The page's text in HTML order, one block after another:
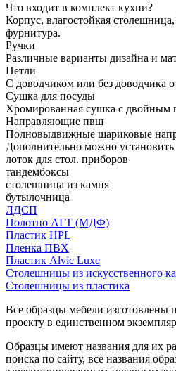
Что входит в комплект кухни?
Корпус, влагостойкая
фурнитура.
Ручки
Различные варианты дизайна и
Петли
С доводчиком или без доводчика
Сушка для посуды
Хромированная сушка с двойным
Направляющие пвш
Полновыдвижные шариковые
Дополнительно можно установить
лоток для стол. приборов
тандембоксы
столешница из камня
бутылочница
ЛДСП
Полотно АГТ (МДФ)
Пластик HPL
Пленка ПВХ
Пластик Alvic Luxe
Столешницы из искусственного
Столешницы из пластика
Все образцы мебели изготовлены
проекту в единственном
Образцы имеют названия для их
поиска по сайту, все названия